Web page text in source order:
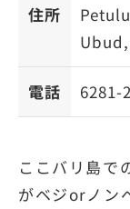
住所
電話 6281-
ここバリ島で
がベジorノン